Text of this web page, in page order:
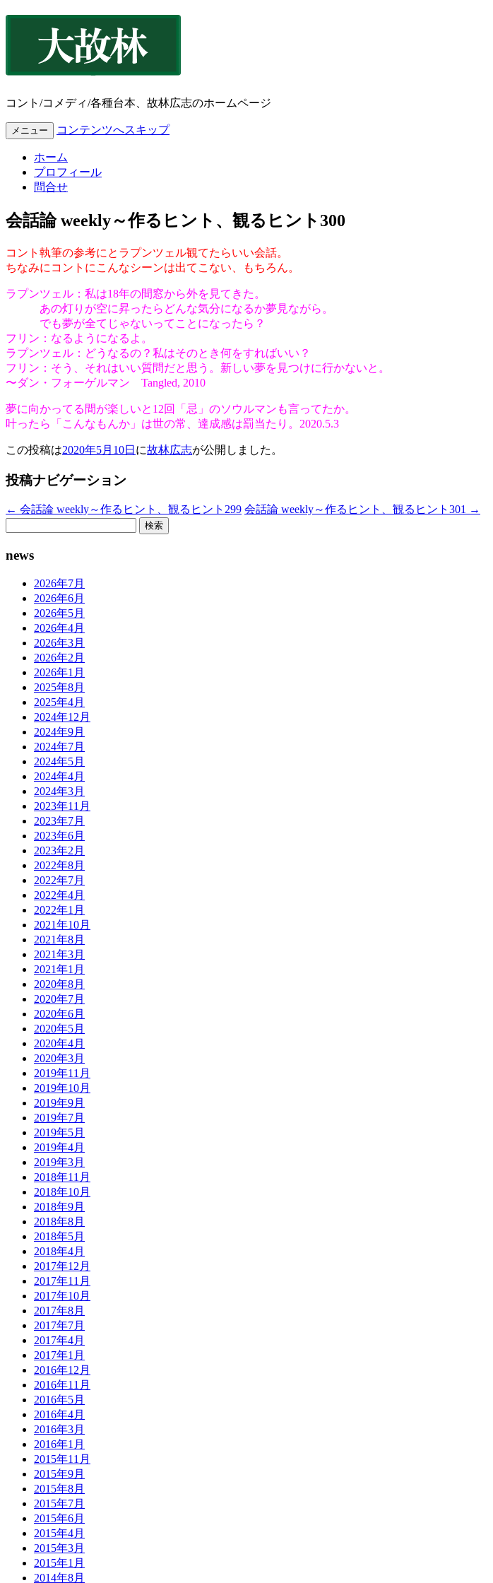
コント/コメディ/各種台本、故林広志のホームページ
メニュー コンテンツへスキップ
ホーム
プロフィール
問合せ
会話論 weekly～作るヒント、観るヒント300
コント執筆の参考にとラプンツェル観てたらいい会話。
ちなみにコントにこんなシーンは出てこない、もちろん。
ラプンツェル：私は18年の間窓から外を見てきた。
あの灯りが空に昇ったらどんな気分になるか夢見ながら。
でも夢が全てじゃないってことになったら？
フリン：なるようになるよ。
ラプンツェル：どうなるの？私はそのとき何をすればいい？
フリン：そう、それはいい質問だと思う。新しい夢を見つけに行かないと。
〜ダン・フォーゲルマン Tangled, 2010
夢に向かってる間が楽しいと12回「忌」のソウルマンも言ってたか。
叶ったら「こんなもんか」は世の常、達成感は罰当たり。2020.5.3
この投稿は2020年5月10日 に故林広志が公開しました 。
投稿ナビゲーション
← 会話論 weekly～作るヒント、観るヒント299 会話論 weekly～作るヒント、観るヒント301 →
news
2026年7月
2026年6月
2026年5月
2026年4月
2026年3月
2026年2月
2026年1月
2025年8月
2025年4月
2024年12月
2024年9月
2024年7月
2024年5月
2024年4月
2024年3月
2023年11月
2023年7月
2023年6月
2023年2月
2022年8月
2022年7月
2022年4月
2022年1月
2021年10月
2021年8月
2021年3月
2021年1月
2020年8月
2020年7月
2020年6月
2020年5月
2020年4月
2020年3月
2019年11月
2019年10月
2019年9月
2019年7月
2019年5月
2019年4月
2019年3月
2018年11月
2018年10月
2018年9月
2018年8月
2018年5月
2018年4月
2017年12月
2017年11月
2017年10月
2017年8月
2017年7月
2017年4月
2017年1月
2016年12月
2016年11月
2016年5月
2016年4月
2016年3月
2016年1月
2015年11月
2015年9月
2015年8月
2015年7月
2015年6月
2015年4月
2015年3月
2015年1月
2014年8月